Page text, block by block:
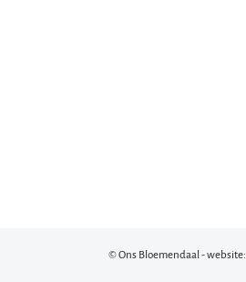
© Ons Bloemendaal - website: